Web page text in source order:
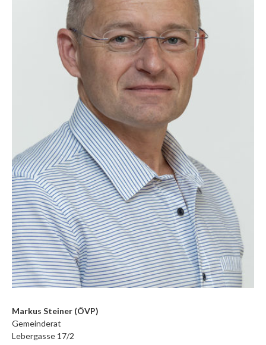
Markus Steiner (ÖVP)
Gemeinderat
Lebergasse 17/2